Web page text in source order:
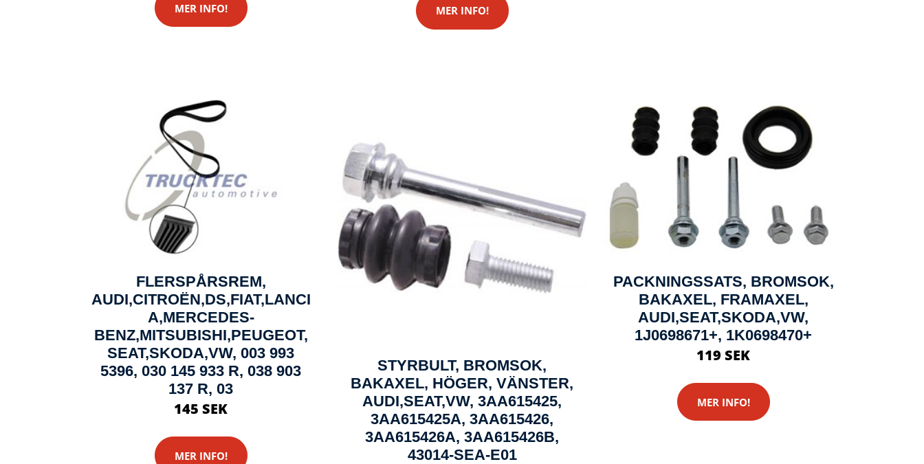
MER INFO! MER INFO!
FLERSPÅRSREM,
AUDI,CITROËN,DS,FIAT,LANCI
A,MERCEDES-
BENZ,MITSUBISHI,PEUGEOT,
SEAT,SKODA,VW, 003 993
5396, 030 145 933 R, 038 903
137 R, 03
145 SEK
MER INFO!
STYRBULT, BROMSOK,
BAKAXEL, HÖGER, VÄNSTER,
AUDI,SEAT,VW, 3AA615425,
3AA615425A, 3AA615426,
3AA615426A, 3AA615426B,
43014-SEA-E01
PACKNINGSSATS, BROMSOK,
BAKAXEL, FRAMAXEL,
AUDI,SEAT,SKODA,VW,
1J0698671+, 1K0698470+
119 SEK
MER INFO!